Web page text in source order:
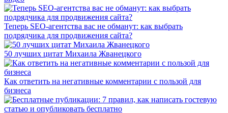
Теперь SEO-агентства вас не обманут: как выбрать
подрядчика для продвижения сайта?
50 лучших цитат Михаила Жванецкого
Как ответить на негативные комментарии с пользой для
бизнеса